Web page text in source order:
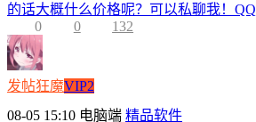
的话大概什么价格呢？可以私聊我！
0
0 132
发帖狂魔VIP2
08-05 15:10 电脑端 精品软件